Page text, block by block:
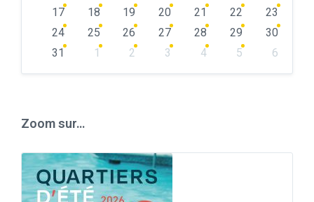
17
18 19 20 21 22
23
24
25 26 27 28 29
30
31
1 2 3 4 5
6
Zoom sur…